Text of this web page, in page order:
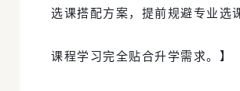
选课搭配方案，提前规避专业选
课程学习完全贴合升学需求。】